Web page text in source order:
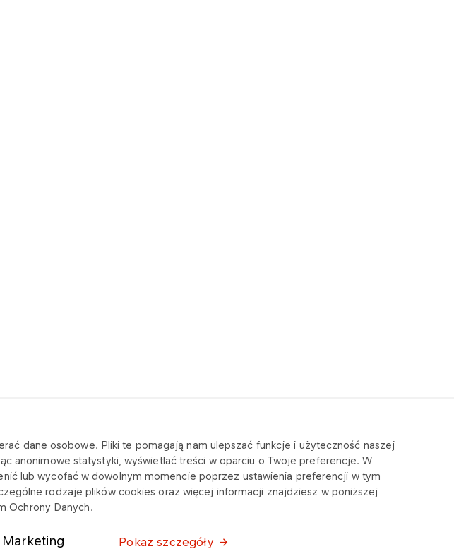
dane osobowe. Pliki te pomagają nam ulepszać funkcje i użyteczność naszej
anonimowe statystyki, wyświetlać treści w oparciu o Twoje preferencje. W
lub wycofać w dowolnym momencie poprzez ustawienia preferencji w tym
rodzaje plików cookies oraz więcej informacji znajdziesz w poniższej
Ochrony Danych.
Marketing Pokaż szczegóły
NA SKRÓTY
Oferta
O firmie